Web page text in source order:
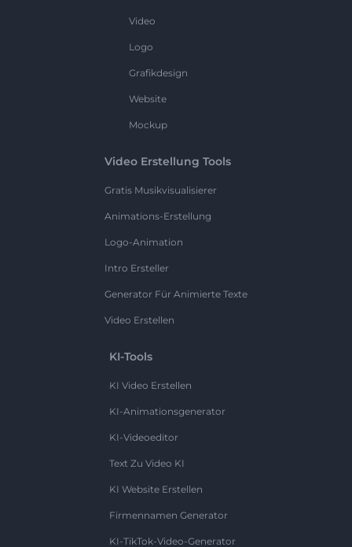
Video
Logo
Grafikdesign
Website
Mockup
Video Erstellung Tools
Gratis Musikvisualisierer
Animations-Erstellung
Logo-Animation
Intro Ersteller
Generator Für Animierte Texte
Video Erstellen
KI-Tools
KI Video Erstellen
KI-Animationsgenerator
KI-Videoeditor
Text Zu Video KI
KI Website Erstellen
Firmennamen Generator
KI-TikTok-Video-Generator